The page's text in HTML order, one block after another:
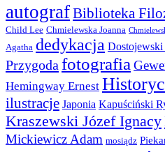
autografBiblioteka
Child Lee Chmielewska Joanna
Agatha dedykacja
Przygoda fotografia
Hemingway Ernest
ilustracje Japonia Kapuściński
Kraszewski Józef Ignacy
Mickiewicz Adam mosiądz